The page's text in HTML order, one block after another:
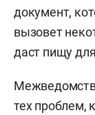
документ,
вызовет
даст пищу
тех проблем,